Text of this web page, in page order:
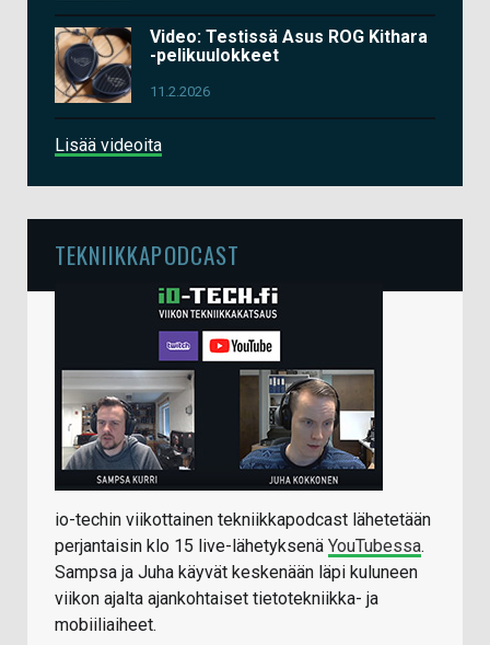
Video: Testissä Asus ROG Kithara
-pelikuulokkeet
11.2.2026
Lisää videoita
TEKNIIKKAPODCAST
io-techin viikottainen tekniikkapodcast lähetetään
perjantaisin klo 15 live-lähetyksenä YouTubessa.
Sampsa ja Juha käyvät keskenään läpi kuluneen
viikon ajalta ajankohtaiset tietotekniikka- ja
mobiiliaiheet.